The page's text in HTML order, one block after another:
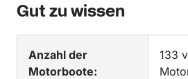
Gut zu wissen
Anzahl der
Motorboote:
133